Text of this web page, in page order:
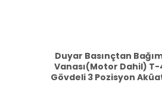
Duyar Basınçtan
Vanası(Motor Dahil) T-
Gövdeli 3 Pozisyon